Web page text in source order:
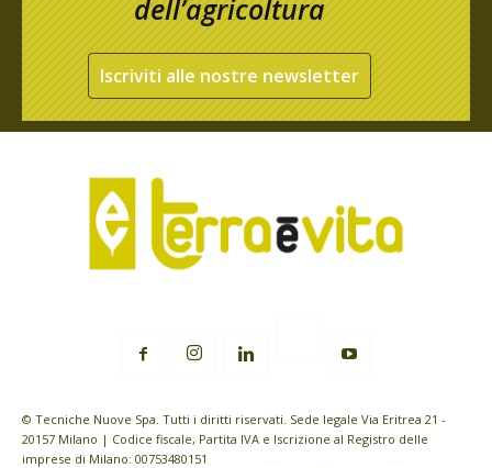
dell’agricoltura
Iscriviti alle nostre newsletter
© Tecniche Nuove Spa. Tutti i diritti riservati. Sede legale Via Eritrea 21 -
20157 Milano | Codice fiscale, Partita IVA e Iscrizione al Registro delle
imprese di Milano: 00753480151